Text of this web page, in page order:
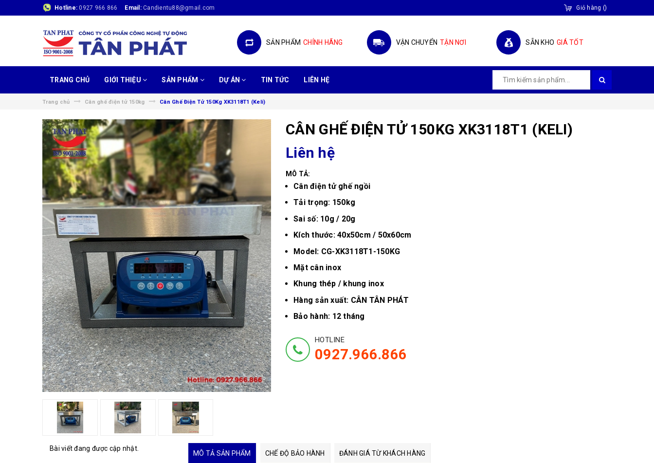
Hotline:0927 966 866 Email: Candientu88@gmail.com Giỏ hàng ()
SẢN PHẨM CHÍNH HÃNG VẬN CHUYỂN TẬN NƠI SẴN KHO GIÁ TỐT
TRANG CHỦ GIỚI THIỆU SẢN PHẨM DỰ ÁN TIN TỨC LIÊN HỆ
Trang chủ Cân ghế điện tử 150kg Cân Ghế Điện Tử 150Kg XK3118T1 (Keli)
CÂN GHẾ ĐIỆN TỬ 150KG XK3118T1 (KELI)
Liên hệ
MÔ TẢ:
Cân điện tử ghế ngồi
Tải trọng: 150kg
Sai số: 10g / 20g
Kích thước: 40x50cm / 50x60cm
Model: CG-XK3118T1-150KG
Mặt cân inox
Khung thép / khung inox
Hàng sản xuất: CÂN TÂN PHÁT
Bảo hành: 12 tháng
HOTLINE
0927.966.866
MÔ TẢ SẢN PHẨM CHẾ ĐỘ BẢO HÀNH ĐÁNH GIÁ TỪ KHÁCH HÀNG
Bài viết đang được cập nhật.